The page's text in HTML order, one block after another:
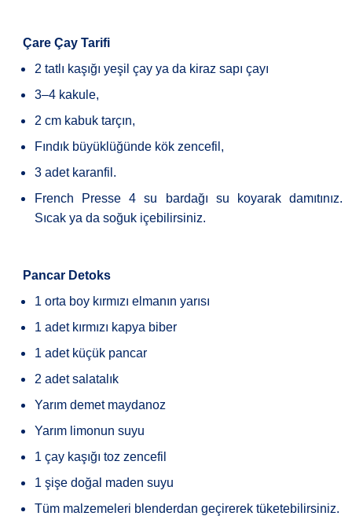
Çare Çay Tarifi
2 tatlı kaşığı yeşil çay ya da kiraz sapı çayı
3–4 kakule,
2 cm kabuk tarçın,
Fındık büyüklüğünde kök zencefil,
3 adet karanfil.
French Presse 4 su bardağı su koyarak damıtınız.
Sıcak ya da soğuk içebilirsiniz.
Pancar Detoks
1 orta boy kırmızı elmanın yarısı
1 adet kırmızı kapya biber
1 adet küçük pancar
2 adet salatalık
Yarım demet maydanoz
Yarım limonun suyu
1 çay kaşığı toz zencefil
1 şişe doğal maden suyu
Tüm malzemeleri blenderdan geçirerek tüketebilirsiniz.